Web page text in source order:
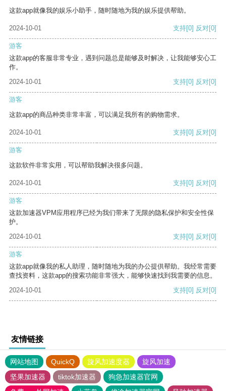
这款app就像我的娱乐小助手，随时随地为我的娱乐提供帮助。
2024-10-01 支持[0] 反对[0]
游客
这款app的客服非常专业，遇到问题总是能够及时解决，让我能够安心工
作。
2024-10-01
支持[0] 反对[0]
游客
这款app的商品种类非常丰富，可以满足我所有的购物需求。
2024-10-01 支持[0] 反对[0]
游客
这款软件非常实用，可以帮助我解决很多问题。
2024-10-01 支持[0] 反对[0]
游客
这款加速器VPM应用程序已经为我们带来了无限的隐私保护和安全性保
护。
2024-10-01
支持[0] 反对[0]
游客
这款app就像我的私人助理，随时随地为我的办公提供帮助。我经常需要
查找资料，这款app的搜索功能非常强大，能够快速找到我需要的信息。
2024-10-01
支持[0] 反对[0]
友情链接
网站地图 QuickQ 旋风加速度器
旋风加速
坚果加速器
tiktok加速器
狗急加速器官网